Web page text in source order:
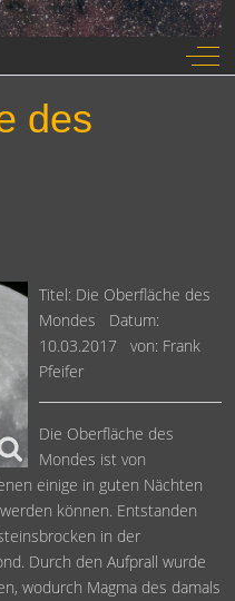
Off-
des
Titel: Die Oberfläche des
Mondes Datum:
10.03.2017 von: Frank
Pfeifer
Die Oberfläche des
Mondes ist von
einige in guten Nächten
können. Entstanden
in der
Durch den Aufprall wurde
wodurch Magma des damals